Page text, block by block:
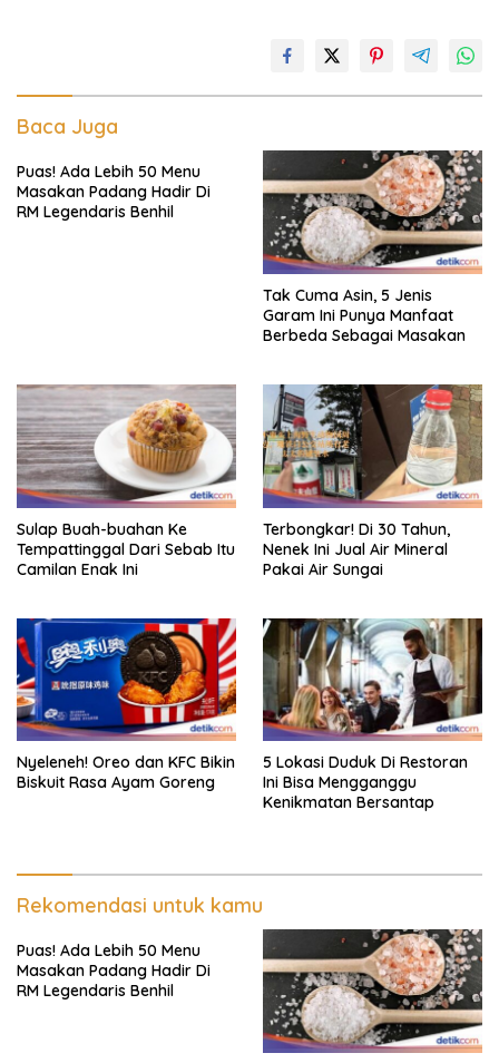
Baca Juga
Puas! Ada Lebih 50 Menu
Masakan Padang Hadir Di
RM Legendaris Benhil
Tak Cuma Asin, 5 Jenis
Garam Ini Punya Manfaat
Berbeda Sebagai Masakan
Sulap Buah-buahan Ke
Tempattinggal Dari Sebab Itu
Camilan Enak Ini
Terbongkar! Di 30 Tahun,
Nenek Ini Jual Air Mineral
Pakai Air Sungai
Nyeleneh! Oreo dan KFC Bikin
Biskuit Rasa Ayam Goreng
5 Lokasi Duduk Di Restoran
Ini Bisa Mengganggu
Kenikmatan Bersantap
Rekomendasi untuk kamu
Puas! Ada Lebih 50 Menu
Masakan Padang Hadir Di
RM Legendaris Benhil